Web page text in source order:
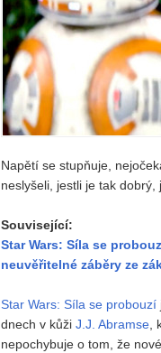
Napětí se stupňuje,
neslyšeli, jestli je tak
Související:
Star Wars: Síla se
neuvěřitelné záběry ze
Star Wars: Síla se probouzí
dnech v kůži J.J. Abramse,
nepochybuje o tom, že